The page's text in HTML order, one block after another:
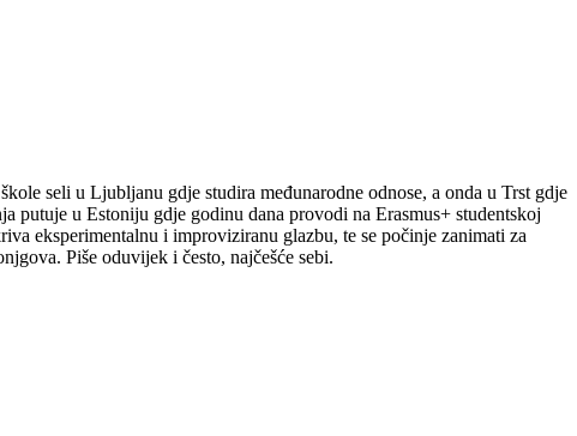
seli u Ljubljanu gdje studira međunarodne odnose, a onda u Trst gdje
putuje u Estoniju gdje godinu dana provodi na Erasmus+ studentskoj
eksperimentalnu i improviziranu glazbu, te se počinje zanimati za
Piše oduvijek i često, najčešće sebi.